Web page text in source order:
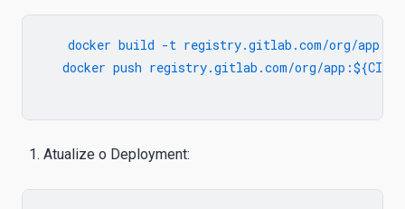
docker build -t registry.gitlab.com/org/
docker push registry.gitlab.com/org/
Atualize o Deployment: